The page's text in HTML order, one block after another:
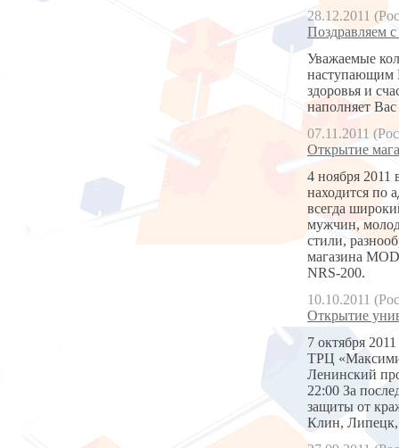
28.12.2011
Поздравляем
Уважаемые
наступающим
здоровья и
наполняет
07.11.2011
Открытие
4 ноября 2011
находится по
всегда
мужчин,
стили,
магазина
NRS-200.
10.10.2011
Открытие
7 октября
ТРЦ
Ленинский
22:00 За
защиты от
Клин,